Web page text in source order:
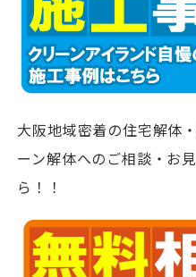
大阪地域密着の住宅解体
ーン解体へのご相談・お
ら！！